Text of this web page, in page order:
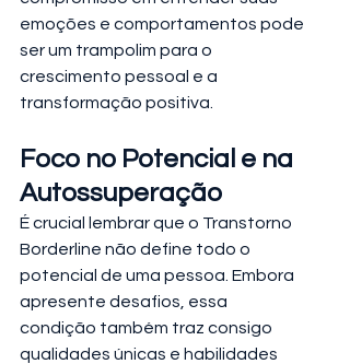
emoções e comportamentos pode
ser um trampolim para o
crescimento pessoal e a
transformação positiva.
Foco no Potencial e na
Autossuperação
É crucial lembrar que o Transtorno
Borderline não define todo o
potencial de uma pessoa. Embora
apresente desafios, essa
condição também traz consigo
qualidades únicas e habilidades